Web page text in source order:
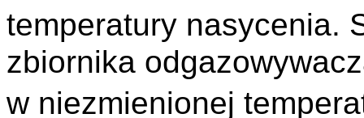
temperatury
zbiornika
w niezmienionej